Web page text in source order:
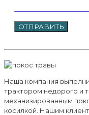
Наша компания
трактором недорого и
механизированным
косилкой. Нашим